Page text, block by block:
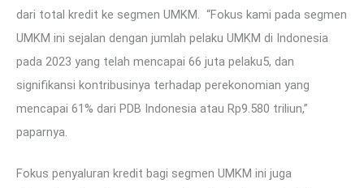
dari total kredit ke segmen UMKM. “Fokus kami pada segmen
UMKM ini sejalan dengan jumlah pelaku UMKM di Indonesia
pada 2023 yang telah mencapai 66 juta pelaku5, dan
signifikansi kontribusinya terhadap perekonomian yang
mencapai 61% dari PDB Indonesia atau Rp9.580 triliun,”
paparnya.
Fokus penyaluran kredit bagi segmen UMKM ini juga